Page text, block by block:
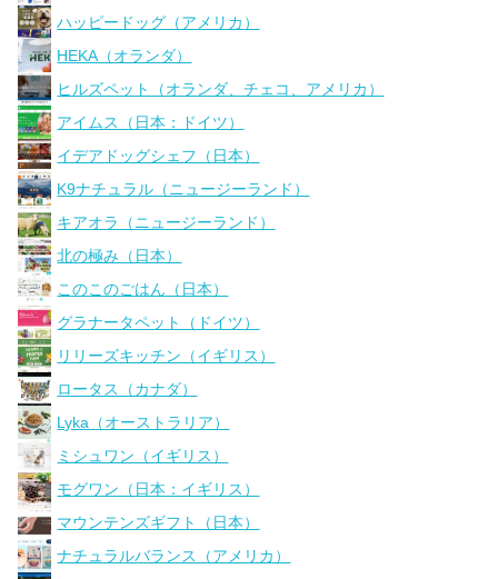
ハッピードッグ（アメリカ）
HEKA（オランダ）
ヒルズペット（オランダ、チェコ、アメリカ）
アイムス（日本：ドイツ）
イデアドッグシェフ（日本）
K9ナチュラル（ニュージーランド）
キアオラ（ニュージーランド）
北の極み（日本）
このこのごはん（日本）
グラナータペット（ドイツ）
リリーズキッチン（イギリス）
ロータス（カナダ）
Lyka（オーストラリア）
ミシュワン（イギリス）
モグワン（日本：イギリス）
マウンテンズギフト（日本）
ナチュラルバランス（アメリカ）